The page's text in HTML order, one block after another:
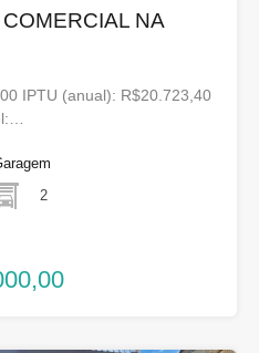
NA
IPTU (anual): R$20.723,40
2